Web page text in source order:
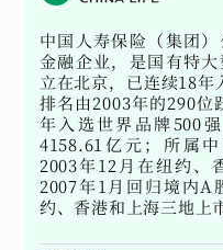
中国人寿保险（集团
金融企业，是国有特
立在北京，已连续18年
排名由2003年的290位
年入选世界品牌500
4158.61亿元；所属
2003年12月在纽约、
2007年1月回归境内A
约、香港和上海三地上